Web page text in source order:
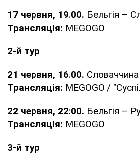
17 червня, 19.00. Бельгія –
Трансляція: MEGOGO
2-й тур
21 червня, 16.00. Словаччина
Трансляція: MEGOGO /
22 червня, 22:00. Бельгія –
Трансляція: MEGOGO
3-й тур